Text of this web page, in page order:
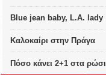
Blue jean baby, L.A. lady
Καλοκαίρι στην Πράγα
Πόσο κάνει 2+1 στα